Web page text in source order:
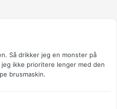
Så drikker jeg en monster på
ikke prioritere lenger med den
brusmaskin.